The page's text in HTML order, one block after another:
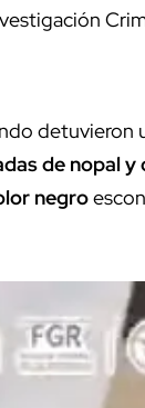
detuvieron
de nopal y
negro